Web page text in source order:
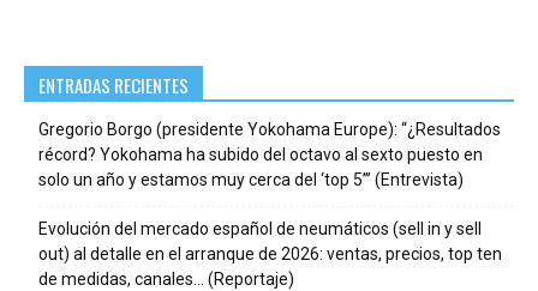
ENTRADAS RECIENTES
Gregorio Borgo (presidente Yokohama Europe): “¿Resultados
récord? Yokohama ha subido del octavo al sexto puesto en
solo un año y estamos muy cerca del ‘top 5’” (Entrevista)
Evolución del mercado español de neumáticos (sell in y sell
out) al detalle en el arranque de 2026: ventas, precios, top ten
de medidas, canales… (Reportaje)